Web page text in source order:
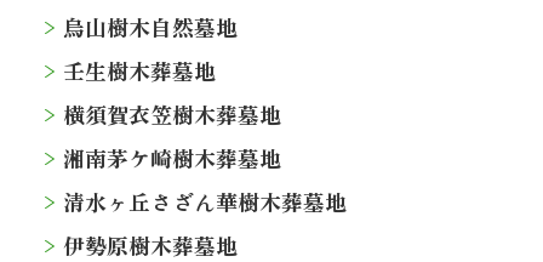
烏山樹木自然墓地
壬生樹木葬墓地
横須賀衣笠樹木葬墓地
湘南茅ケ崎樹木葬墓地
清水ヶ丘さざん華樹木葬墓地
伊勢原樹木葬墓地